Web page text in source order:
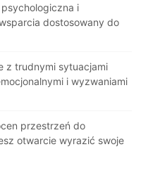
i
dostosowany do
z trudnymi sytuacjami
i wyzwaniami
przestrzeń do
otwarcie wyrazić swoje